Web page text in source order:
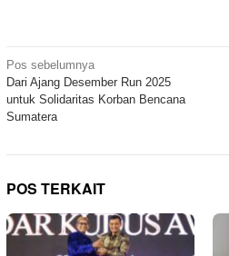
Navigasi
pos
Pos sebelumnya
Dari Ajang Desember Run 2025
untuk Solidaritas Korban Bencana
Sumatera
POS TERKAIT